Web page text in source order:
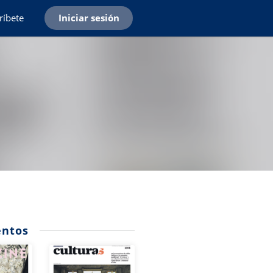
Iniciar sesión